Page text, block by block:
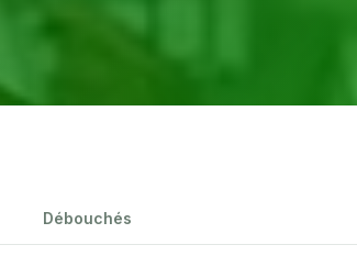
Débouchés